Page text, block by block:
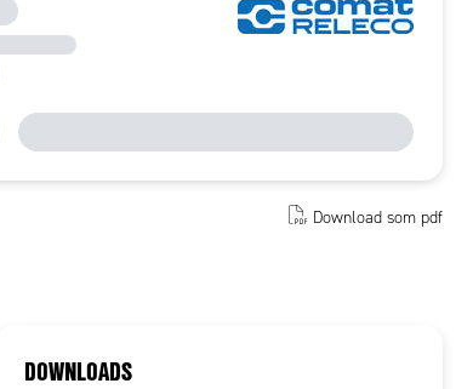
Download som pdf
DOWNLOADS